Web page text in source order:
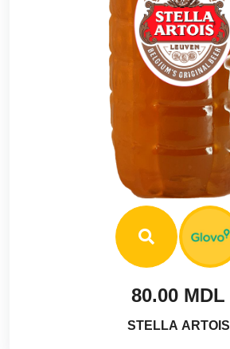
80.00 MDL
STELLA ARTOIS